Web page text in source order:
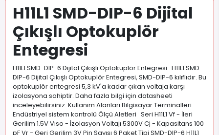
H11L1 SMD-DIP-6 Dijital
Çıkışlı Optokuplör
Entegresi
H11L1 SMD-DIP-6 Dijital Çıkışlı Optokuplör Entegresi H11L1 SMD-
DIP-6 Dijital Çıkışlı Optokuplör Entegresi, SMD-DIP-6 kılıflıdır. Bu
optokuplör entegresi 5,3 kV'a kadar çıkan voltaja karşı
izolasyona sahiptir. Daha fazla bilgi için datasheeti
inceleyebilirsiniz. Kullanım Alanları Bilgisayar Terminalleri
Endüstriyel sistem kontrolü Ölçü Aletleri Seri H11L1 Vf - İleri
Gerilim 1.5V Vıso - İzolasyon Voltajı 5300V Cj - Kapasitans 100
pF Vr - Geri Gerilim 3V Pin Sayısı 6 Paket Tipi SMD-DIP-6 H11L1